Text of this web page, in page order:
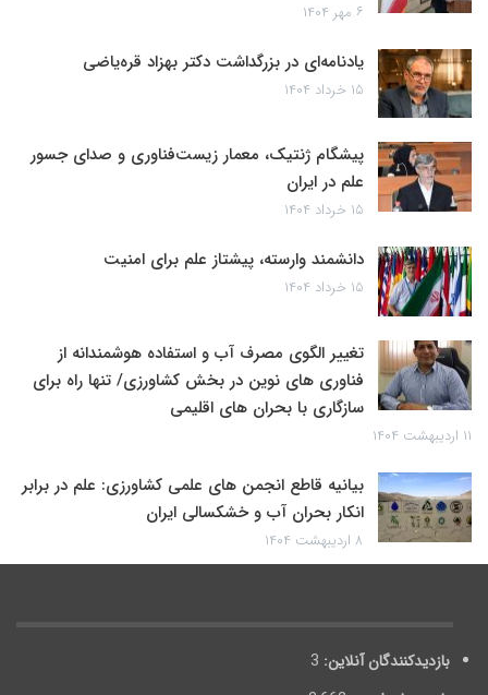
۶ مهر ۱۴۰۴
یادنامه‌ای در بزرگداشت دکتر بهزاد قره‌یاضی
۱۵ خرداد ۱۴۰۴
پیشگام ژنتیک، معمار زیست‌فناوری و صدای جسور
علم در ایران
۱۵ خرداد ۱۴۰۴
دانشمند وارسته، پیشتاز علم برای امنیت
۱۵ خرداد ۱۴۰۴
تغییر الگوی مصرف آب و استفاده هوشمندانه از
فناوری های نوین در بخش کشاورزی/ تنها راه برای
سازگاری با بحران های اقلیمی
۱۱ اردیبهشت ۱۴۰۴
بیانیه قاطع انجمن های علمی کشاورزی: علم در برابر
انکار بحران آب و خشکسالی ایران
۸ اردیبهشت ۱۴۰۴
بازدیدکنندگان آنلاین: 3